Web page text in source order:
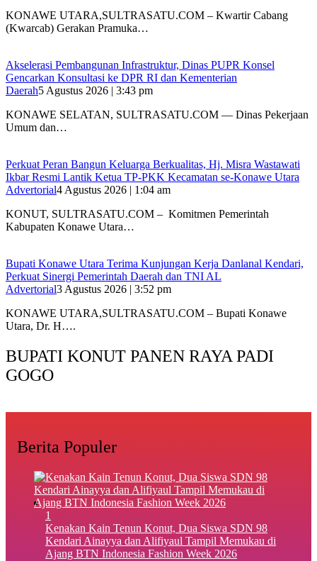
KONAWE UTARA,SULTRASATU.COM – Kwartir Cabang
(Kwarcab) Gerakan Pramuka…
Akselerasi Pembangunan Infrastruktur, Dinas PUPR Konsel
Gencarkan Konsultasi ke DPR RI dan Kementerian
Daerah5 Agustus 2026 | 3:43 pm
KONAWE SELATAN, SULTRASATU.COM — Dinas Pekerjaan
Umum dan…
‎Perkuat Peran Bangun Keluarga Berkualitas, Hj. Misra Wastawati
Ikbar Resmi Lantik Ketua TP-PKK Kecamatan se-Konawe Utara
Advertorial4 Agustus 2026 | 1:04 am
‎KONUT, SULTRASATU.COM – Komitmen Pemerintah
Kabupaten Konawe Utara…
Bupati Konawe Utara Terima Kunjungan Kerja Danlanal Kendari,
Perkuat Sinergi Pemerintah Daerah dan TNI AL
Advertorial3 Agustus 2026 | 3:52 pm
‎KONAWE UTARA,SULTRASATU.COM – Bupati Konawe
Utara, Dr. H….
BUPATI KONUT PANEN RAYA PADI
GOGO
Berita Populer
1
‎Kenakan Kain Tenun Konut, Dua Siswa SDN 98
Kendari Ainayya dan Alifiyaul Tampil Memukau di
Ajang BTN Indonesia Fashion Week 2026